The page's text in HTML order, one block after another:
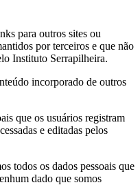
para outros sites ou
por terceiros e que não
Instituto Serrapilheira.
incorporado de outros
que os usuários registram
e editadas pelos
todos os dados pessoais que
dado que somos